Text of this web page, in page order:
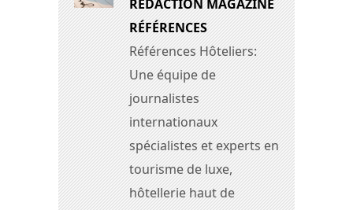
RÉDACTION MAGAZINE
RÉFÉRENCES
Références Hôteliers:
Une équipe de
journalistes
internationaux
spécialistes et experts en
tourisme de luxe,
hôtellerie haut de